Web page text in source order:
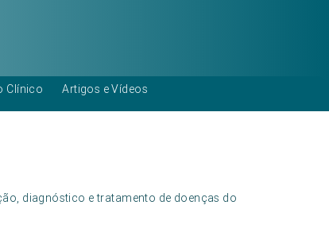
Clínico Artigos e Vídeos
diagnóstico e tratamento de doenças do